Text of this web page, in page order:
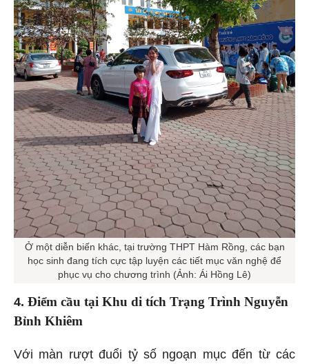
Ở một diễn biến khác, tại trường THPT Hàm Rồng, các bạn
học sinh đang tích cực tập luyện các tiết mục văn nghệ để
phục vụ cho chương trình (Ảnh: Ái Hồng Lê)
4. Điểm cầu tại Khu di tích Trạng Trình Nguyễn
Bỉnh Khiêm
Với màn rượt đuổi tỷ số ngoạn mục đến từ các